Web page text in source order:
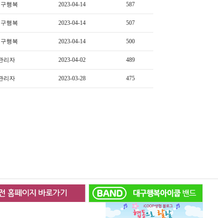
행복 2023-04-14 587
행복 2023-04-14 507
행복 2023-04-14 500
리자 2023-04-02 489
리자 2023-03-28 475